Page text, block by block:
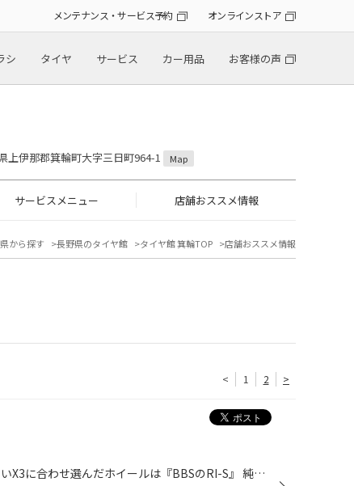
メンテナンス・サービス予約 オンラインストア
シ タイヤ サービス カー用品 お客様の声
伊那郡箕輪町大字三日町964-1 Map
サービスメニュー 店舗おススメ情報
から探す 長野県のタイヤ館 タイヤ館 箕輪TOP 店舗おススメ情報
< 1 2 >
いつもお世話になっているM様 新しいX3に合わせ選んだホイールは『BBSのRI-S』 純正でも十分カッコ良いですが・・・ BBSは迫力が全く違いますね♪ ブルーのブレーキが良く映えます☆ ボルトの頭もブルーで統一☆ いつもご利用ありがとうございます(^^)/ ブリヂストンより ７月１日より冬タイヤの 値上...